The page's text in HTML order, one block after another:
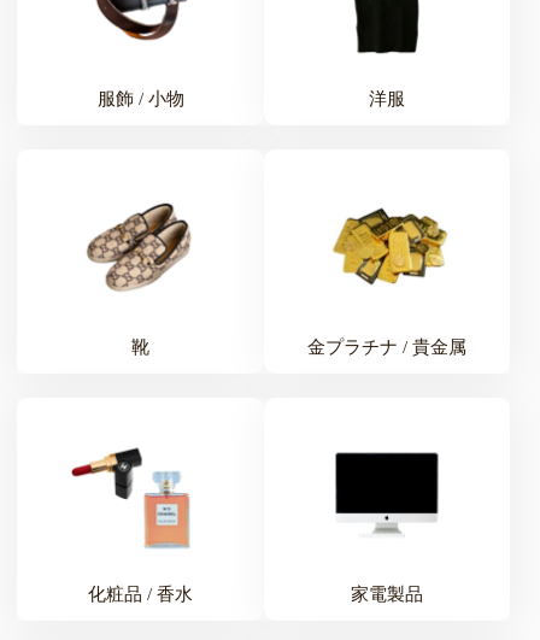
服飾 / 小物 洋服
靴 金プラチナ / 貴金属
化粧品 / 香水 家電製品